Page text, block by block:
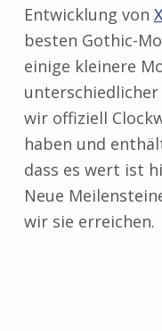
Entwicklung von
besten Gothic-
einige kleinere
wir offiziell
haben und
dass es wert ist
Neue
wir sie erreichen.